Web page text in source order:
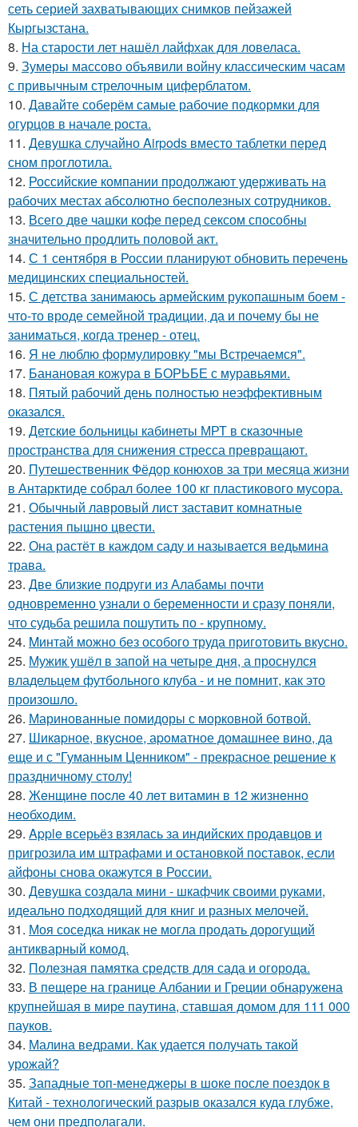
сеть серией захватывающих снимков пейзажей
Кыргызстана.
8. На старости лет нашёл лайфхак для ловеласа.
9. Зумеры массово объявили войну классическим часам
с привычным стрелочным циферблатом.
10. Давайте соберём самые рабочие подкормки для
огурцов в начале роста.
11. Девушка случайно Airpods вместо таблетки перед
сном проглотила.
12. Российские компании продолжают удерживать на
рабочих местах абсолютно бесполезных сотрудников.
13. Всего две чашки кофе перед сексом способны
значительно продлить половой акт.
14. С 1 сентября в России планируют обновить перечень
медицинских специальностей.
15. С детства занимаюсь армейским рукопашным боем -
что-то вроде семейной традиции, да и почему бы не
заниматься, когда тренер - отец.
16. Я не люблю формулировку "мы Встречаемся".
17. Банановая кожура в БОРЬБЕ с муравьями.
18. Пятый рабочий день полностью неэффективным
оказался.
19. Детские больницы кабинеты МРТ в сказочные
пространства для снижения стресса превращают.
20. Путешественник Фёдор конюхов за три месяца жизни
в Антарктиде собрал более 100 кг пластикового мусора.
21. Обычный лавровый лист заставит комнатные
растения пышно цвести.
22. Она растёт в каждом саду и называется ведьмина
трава.
23. Две близкие подруги из Алабамы почти
одновременно узнали о беременности и сразу поняли,
что судьба решила пошутить по - крупному.
24. Mинтай можно без особого труда приготовить вкусно.
25. Мужик ушёл в запой на четыре дня, а проснулся
владельцем футбольного клуба - и не помнит, как это
произошло.
26. Маринованные помидоры с морковной ботвой.
27. Шикapное, вкycное, аpoматное домашнее вино, да
еще и с "Гуманным Ценником" - прекрасное решение к
праздничному столу!
28. Жeнщинe пocлe 40 лeт витамин в 12 жизнeннo
нeoбхoдим.
29. Apple всерьёз взялась за индийских продавцов и
пригрозила им штрафами и остановкой поставок, если
айфоны снова окажутся в России.
30. Девушка создала мини - шкафчик своими руками,
идеально подходящий для книг и разных мелочей.
31. Моя соседка никак не могла продать дорогущий
антикварный комод.
32. Полезная памятка средств для сада и огорода.
33. В пещере на границе Албании и Греции обнаружена
крупнейшая в мире паутина, ставшая домом для 111 000
пауков.
34. Малина ведрами. Как удается получать такой
урожай?
35. Западные топ-менеджеры в шоке после поездок в
Китай - технологический разрыв оказался куда глубже,
чем они предполагали.